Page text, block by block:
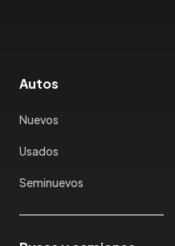
Autos
Nuevos
Usados
Seminuevos